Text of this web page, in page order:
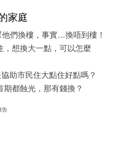
家庭
們換樓，事實…換唔到樓！
，想換大一點，可以怎麼
助市民住大點住好點嗎？
都蝕光，那有錢換？
告